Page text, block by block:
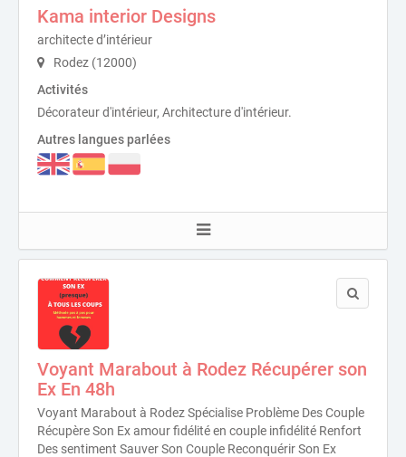
Kama interior Designs
architecte d’intérieur
Rodez (12000)
Activités
Décorateur d'intérieur, Architecture d'intérieur.
Autres langues parlées
Voyant Marabout à Rodez Récupérer son
Ex En 48h
Voyant Marabout à Rodez Spécialise Problème Des Couple
Récupère Son Ex amour fidélité en couple infidélité Renfort
Des sentiment Sauver Son Couple Reconquérir Son Ex